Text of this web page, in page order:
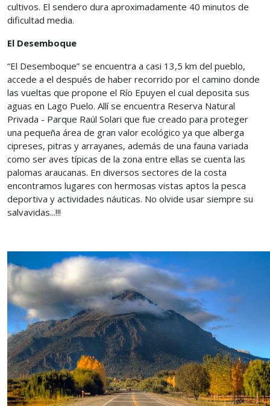
cultivos. El sendero dura aproximadamente 40 minutos de
dificultad media.
El Desemboque
“El Desemboque” se encuentra a casi 13,5 km del pueblo,
accede a el después de haber recorrido por el camino donde
las vueltas que propone el Río Epuyen el cual deposita sus
aguas en Lago Puelo. Allí se encuentra Reserva Natural
Privada - Parque Raúl Solari que fue creado para proteger
una pequeña área de gran valor ecológico ya que alberga
cipreses, pitras y arrayanes, además de una fauna variada
como ser aves típicas de la zona entre ellas se cuenta las
palomas araucanas. En diversos sectores de la costa
encontramos lugares con hermosas vistas aptos la pesca
deportiva y actividades náuticas. No olvide usar siempre su
salvavidas...!!!